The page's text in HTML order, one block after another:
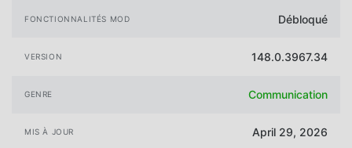
FONCTIONNALITÉS MOD Débloqué
VERSION 148.0.3967.34
GENRE Communication
MIS À JOUR April 29, 2026